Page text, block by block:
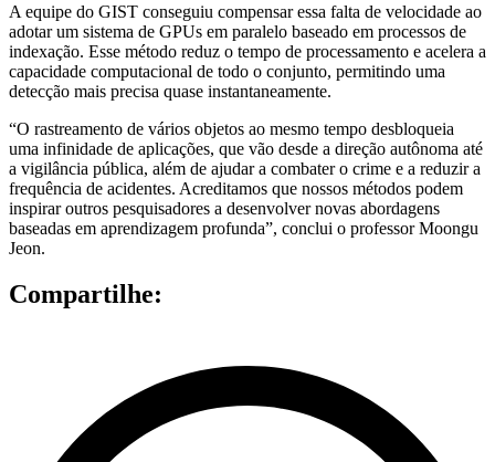
A equipe do GIST conseguiu compensar essa falta de velocidade ao
adotar um sistema de GPUs em paralelo baseado em processos de
indexação. Esse método reduz o tempo de processamento e acelera a
capacidade computacional de todo o conjunto, permitindo uma
detecção mais precisa quase instantaneamente.
“O rastreamento de vários objetos ao mesmo tempo desbloqueia
uma infinidade de aplicações, que vão desde a direção autônoma até
a vigilância pública, além de ajudar a combater o crime e a reduzir a
frequência de acidentes. Acreditamos que nossos métodos podem
inspirar outros pesquisadores a desenvolver novas abordagens
baseadas em aprendizagem profunda”, conclui o professor Moongu
Jeon.
Compartilhe: